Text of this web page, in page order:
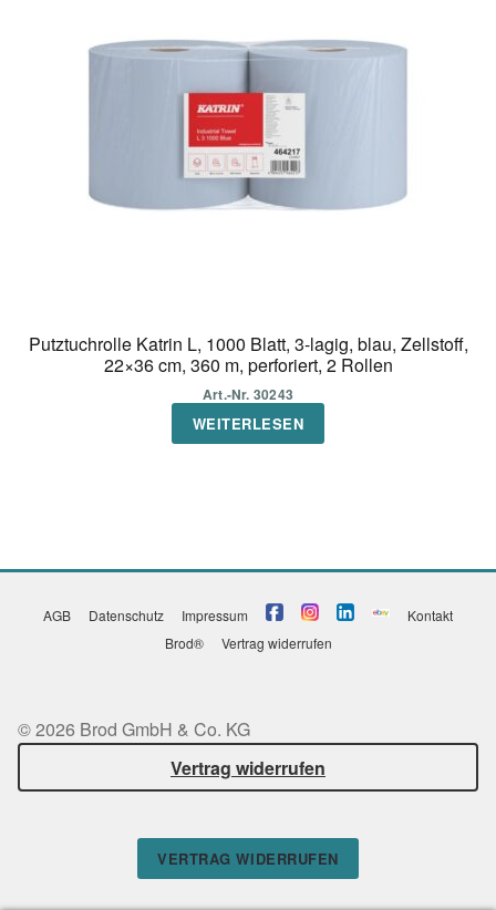
Putztuchrolle Katrin L, 1000 Blatt, 3-lagig, blau, Zellstoff,
22×36 cm, 360 m, perforiert, 2 Rollen
Art.-Nr. 30243
WEITERLESEN
AGB Datenschutz Impressum
Kontakt
Brod®
Vertrag widerrufen
© 2026 Brod GmbH & Co. KG
Vertrag widerrufen
VERTRAG WIDERRUFEN